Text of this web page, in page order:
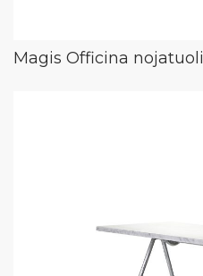
Magis Officina nojatuoli